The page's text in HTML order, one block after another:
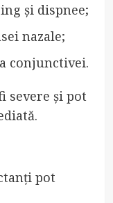
și dispnee;
nazale;
conjunctivei.
severe și pot
pot